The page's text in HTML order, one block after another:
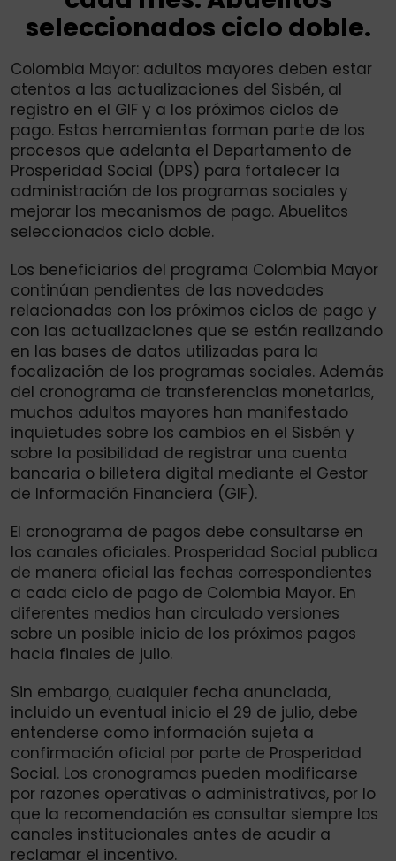
seleccionados ciclo doble.
Colombia Mayor: adultos mayores deben estar
atentos a las actualizaciones del Sisbén, al
registro en el GIF y a los próximos ciclos de
pago. Estas herramientas forman parte de los
procesos que adelanta el Departamento de
Prosperidad Social (DPS) para fortalecer la
administración de los programas sociales y
mejorar los mecanismos de pago. Abuelitos
seleccionados ciclo doble.
Los beneficiarios del programa Colombia Mayor
continúan pendientes de las novedades
relacionadas con los próximos ciclos de pago y
con las actualizaciones que se están realizando
en las bases de datos utilizadas para la
focalización de los programas sociales. Además
del cronograma de transferencias monetarias,
muchos adultos mayores han manifestado
inquietudes sobre los cambios en el Sisbén y
sobre la posibilidad de registrar una cuenta
bancaria o billetera digital mediante el Gestor
de Información Financiera (GIF).
El cronograma de pagos debe consultarse en
los canales oficiales. Prosperidad Social publica
de manera oficial las fechas correspondientes
a cada ciclo de pago de Colombia Mayor. En
diferentes medios han circulado versiones
sobre un posible inicio de los próximos pagos
hacia finales de julio.
Sin embargo, cualquier fecha anunciada,
incluido un eventual inicio el 29 de julio, debe
entenderse como información sujeta a
confirmación oficial por parte de Prosperidad
Social. Los cronogramas pueden modificarse
por razones operativas o administrativas, por lo
que la recomendación es consultar siempre los
canales institucionales antes de acudir a
reclamar el incentivo.